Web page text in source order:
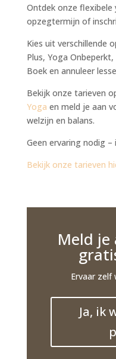
Ontdek onze flexibele
opzegtermijn of
Kies uit verschillende
Plus, Yoga
Boek en annuleer
Bekijk onze tarieven
Yoga en meld je aan
welzijn en balans.
Geen ervaring nodig –
Bekijk onze tarieven
Meld je
Ervaar
Ja, ik